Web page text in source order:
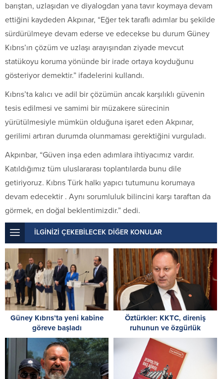
barıştan, uzlaşıdan ve diyalogdan yana tavır koymaya devam
ettiğini kaydeden Akpınar, “Eğer tek taraflı adımlar bu şekilde
sürdürülmeye devam ederse ve edecekse bu durum Güney
Kıbrıs’ın çözüm ve uzlaşı arayışından ziyade mevcut
statükoyu koruma yönünde bir irade ortaya koyduğunu
gösteriyor demektir.” ifadelerini kullandı.
Kıbrıs’ta kalıcı ve adil bir çözümün ancak karşılıklı güvenin
tesis edilmesi ve samimi bir müzakere sürecinin
yürütülmesiyle mümkün olduğuna işaret eden Akpınar,
gerilimi artıran durumda olunmaması gerektiğini vurguladı.
Akpınbar, “Güven inşa eden adımlara ihtiyacımız vardır.
Katıldığımız tüm uluslararası toplantılarda bunu dile
getiriyoruz. Kıbrıs Türk halkı yapıcı tutumunu korumaya
devam edecektir . Aynı sorumluluk bilincini karşı taraftan da
görmek, en doğal beklentimizdir.” dedi.
İLGİNİZİ ÇEKEBİLECEK DİĞER KONULAR
Güney Kıbrıs’ta yeni kabine
göreve başladı
Öztürkler: KKTC, direniş
ruhunun ve özgürlük
mücadelesinin en büyük
eseridir